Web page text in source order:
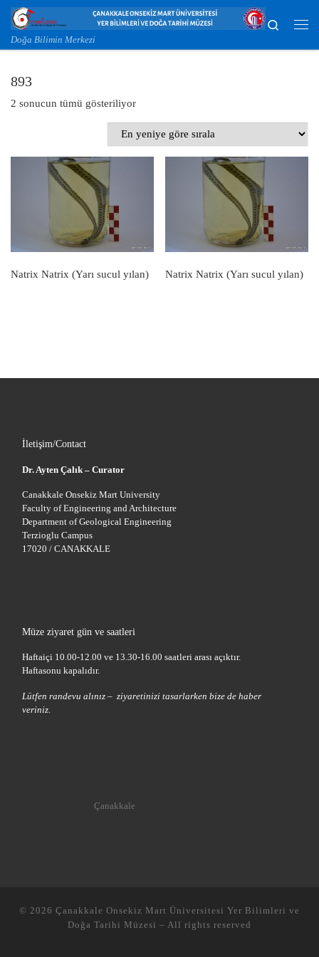
Skip to content
Doğa Bilimin Merkezi
Search
893
2 sonucun tümü gösteriliyorEn yeniye göre sıralandı
Natrix Natrix (Yarı sucul yılan) Natrix Natrix (Yarı sucul yılan)
İletişim/Contact
Dr. Ayten Çalık – Curator
Canakkale Onsekiz Mart University
Faculty of Engineering and Architecture
Department of Geological Engineering
Terzioglu Campus
17020 / CANAKKALE
Müze ziyaret gün ve saatleri
Haftaiçi 10.00-12.00 ve 13.30-16.00 saatleri arası açıktır.
Haftasonu kapalıdır.
Lütfen randevu alınız – ziyaretinizi tasarlarken bize de haber
veriniz.
Çanakkale
© 2026 Çanakkale Onsekiz Mart Üniversitesi Yer Bilimleri ve
Doğa Tarihi Müzesi – All rights reserved